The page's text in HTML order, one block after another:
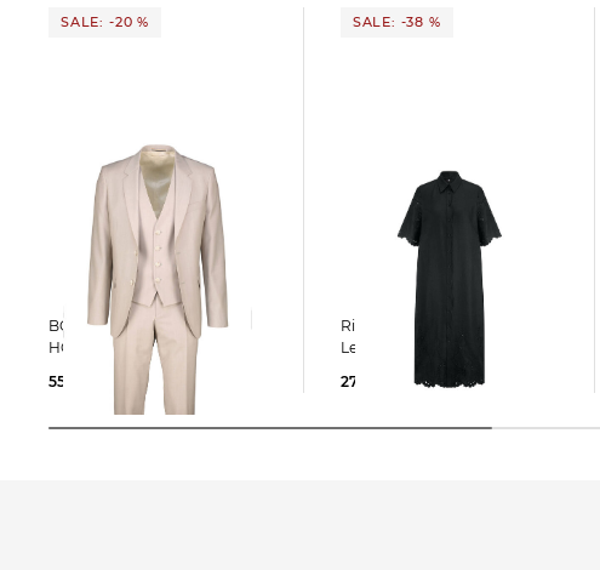
SALE: -20 %
BOSS | Herren Anzug H-
HOUSTON-3PCS-262
558,99 €
699,00 €
SALE: -38 %
Riani | Damen Kleid aus
Leinen
276,69 €
449,00 €